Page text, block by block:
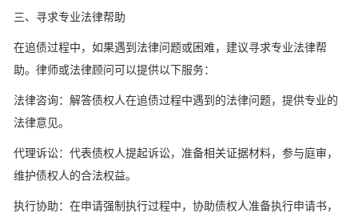
三、寻求专业法律帮助
在追债过程中，如果遇到法律问题或困难，建议寻求专业法律帮
助。律师或法律顾问可以提供以下服务：
法律咨询：解答债权人在追债过程中遇到的法律问题，提供专业的
法律意见。
代理诉讼：代表债权人提起诉讼，准备相关证据材料，参与庭审，
维护债权人的合法权益。
执行协助：在申请强制执行过程中，协助债权人准备执行申请书，